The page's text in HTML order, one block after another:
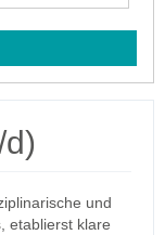
und
etablierst klare